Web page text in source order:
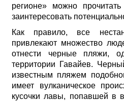
регионе» можно
заинтересовать
Как правило, все
привлекают множество
отнести черные пляжи,
территории Гавайев.
известным пляжем
имеет вулканическое
кусочки лавы, попавшей в